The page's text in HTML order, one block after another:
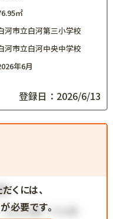
㎡
河市立白河第三小学校
河市立白河中央中学校
年6月
登録日：2026/6/13
くには、
が必要です。